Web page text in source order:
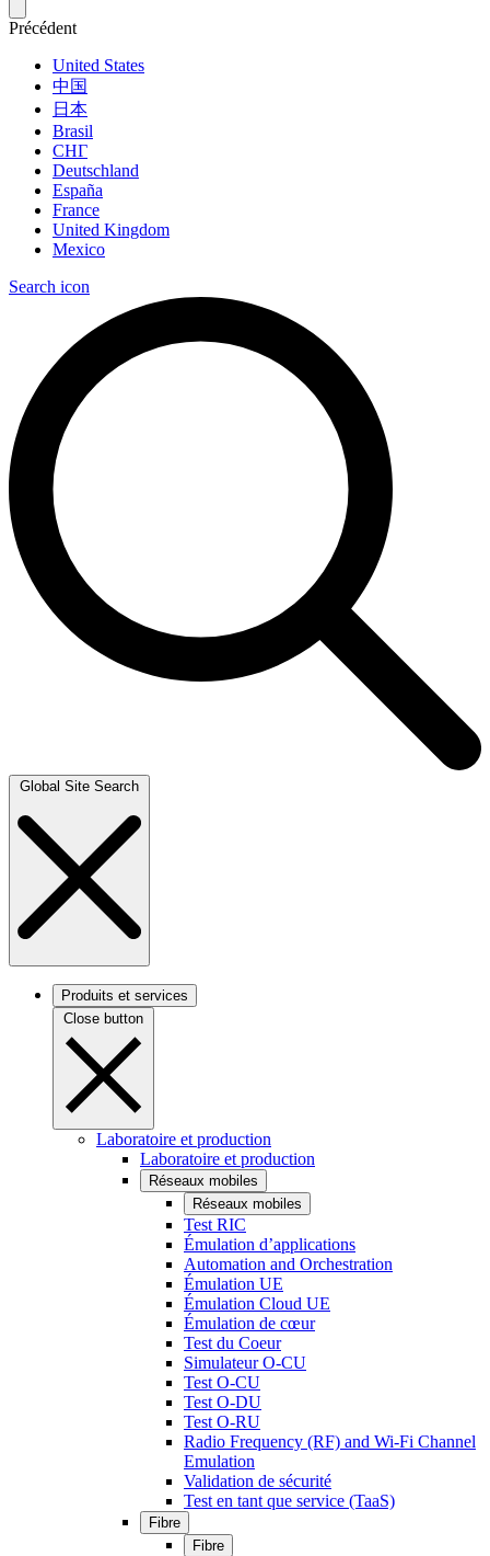
Précédent
United States
中国
日本
Brasil
СНГ
Deutschland
España
France
United Kingdom
Mexico
Search icon
Global Site Search
Produits et services
Close button
Laboratoire et production
Laboratoire et production
Réseaux mobiles
Réseaux mobiles
Test RIC
Émulation d’applications
Automation and Orchestration
Émulation UE
Émulation Cloud UE
Émulation de cœur
Test du Coeur
Simulateur O-CU
Test O-CU
Test O-DU
Test O-RU
Radio Frequency (RF) and Wi-Fi Channel
Emulation
Validation de sécurité
Test en tant que service (TaaS)
Fibre
Fibre